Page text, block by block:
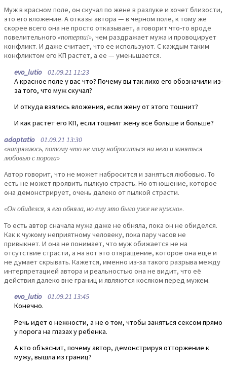
Муж в красном поле, он скучал по жене в разлуке и хочет близости,
это его вложение. А отказы автора — в черном поле, к тому же
скорее всего она не просто отказывает, а говорит что-то вроде
повелительного «потерпи!», чем раздражает мужа и провоцирует
конфликт. И даже считает, что ее используют. С каждым таким
конфликтом его КП растет, а ее — уменьшается.
evo_lutio01.09.21 11:23
А красное поле у вас что? Почему вы так лихо его обозначили из-
за того, что муж скучал?
И откуда взялись вложения, если жену от этого тошнит?
И как растет его КП, если тошнит жену все больше и больше?
adaptatio01.09.21 13:30
«напрягаюсь, потому что не могу наброситься на него и заняться
любовью с порога»
Автор говорит, что не может набросится и заняться любовью. То
есть не может проявить пылкую страсть. Но отношение, которое
она демонстрирует, очень далеко от пылкой страсти.
«Он обиделся, я его обняла, но ему это было уже не нужно».
То есть автор сначала мужа даже не обняла, пока он не обиделся.
Как к чужому неприятному человеку, пока пару часов не
привыкнет. И она не понимает, что муж обижается не на
отсутствие страсти, а на вот это отвращение, которое она ещё и
не думает скрывать. Кажется, именно из-за такого разрыва между
интерпретацией автора и реальностью она не видит, что её
действия далеко вне границ и являются косяком перед мужем.
evo_lutio01.09.21 13:45
Конечно.
Речь идет о нежности, а не о том, чтобы заняться сексом прямо
у порога на глазах у ребенка.
А кто объяснит, почему автор, демонстрируя отторжение к
мужу, вышла из границ?